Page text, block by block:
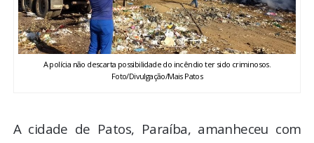
ENQUETE
TV LPB
COLUNISTAS
A polícia não descarta possibilidade do incêndio ter sido criminosos.
Foto/Divulgação/Mais Patos
A cidade de Patos, Paraíba, amanheceu com